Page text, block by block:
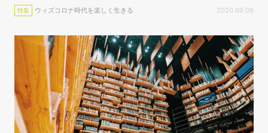
特集 ウィズコロナ時代を楽しく生きる 2020.09.09